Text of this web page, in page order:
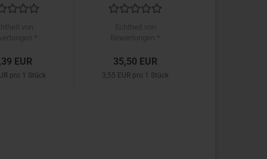
EUR
pro 1 Stück
35,50 EUR
3,55 EUR pro 1 Stück